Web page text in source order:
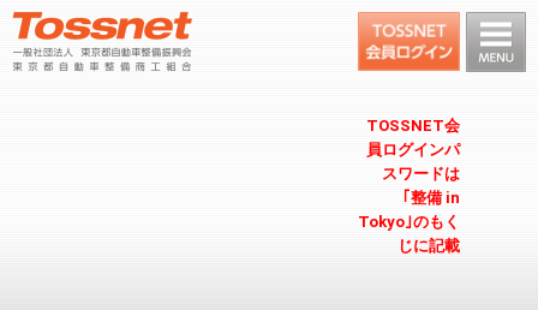
TOSSNET会
員ログインパ
スワードは
｢整備 in
Tokyo｣のもく
じに記載